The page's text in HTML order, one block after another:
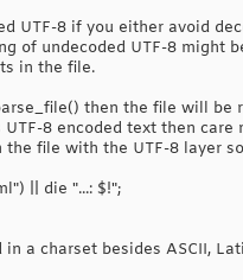
UTF-8 if you either avoid
of undecoded UTF-8
in the file.
then the file will
8 encoded text then
file with the UTF-8 layer
|| die "...: $!";
a charset besides ASCII,